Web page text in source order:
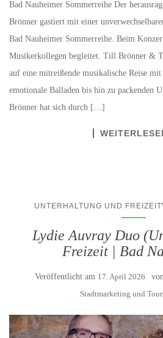
Bad Nauheimer Sommerreihe Der
Brönner gastiert mit einer
Bad Nauheimer Sommerreihe. Beim
Musikerkollegen begleitet. Till Brönner &
auf eine mitreißende musikalische Reise mit
emotionale Balladen bis hin zu packenden
Brönner hat sich durch […]
UNTERHALTUNG UND
Lydie Auvray Duo
Freizeit | Bad
Veröffentlicht am 17. April 2026
Stadtmarketing und